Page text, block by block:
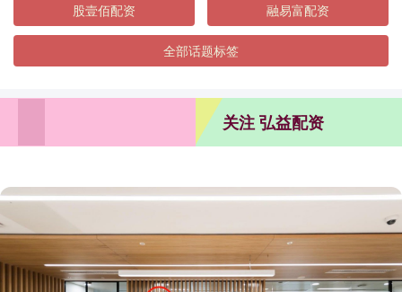
股壹佰配资 融易富配资
全部话题标签
关注 弘益配资